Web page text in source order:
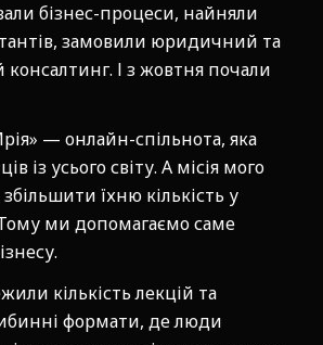
бізнес-процеси, найняли
замовили юридичний та
І з жовтня почали
— онлайн-спільнота, яка
із усього світу. А місія мого
їхню кількість у
ми допомагаємо саме
кількість лекцій та
формати, де люди